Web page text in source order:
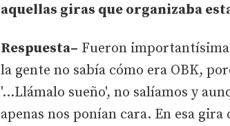
aquellas giras que organizaba
Respuesta– Fueron
la gente no sabía cómo era OBK,
'...Llámalo sueño', no salíamos y
apenas nos ponían cara. En esa